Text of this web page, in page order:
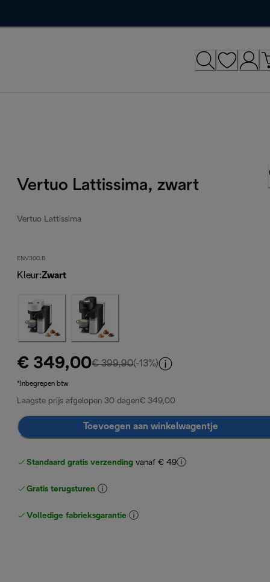
Vertuo Lattissima, zwart
Vertuo Lattissima
ENV300.B
Kleur:Zwart
€ 349,00€ 399,90originele prijs € 399,90
(-13%)
*Inbegrepen btw
Laagste prijs afgelopen 30 dagen€ 349,00
Toevoegen aan winkelwagentje
Standaard gratis verzending vanaf € 49
Gratis terugsturen
Volledige fabrieksgarantie